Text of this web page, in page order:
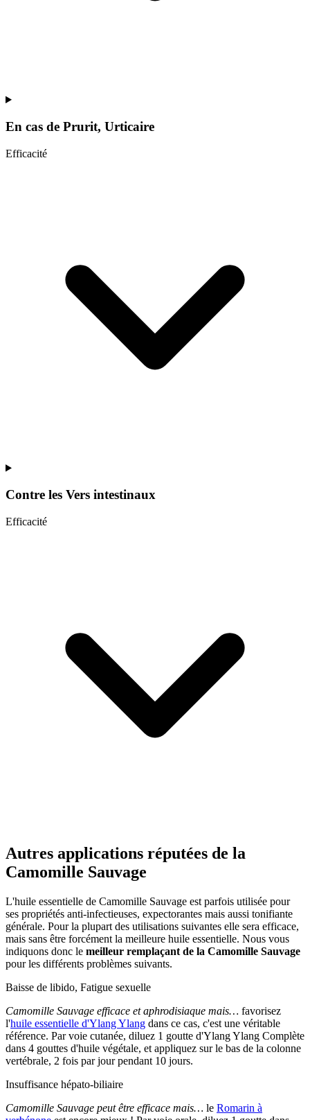
En cas de Prurit, Urticaire
Efficacité
Contre les Vers intestinaux
Efficacité
Autres applications réputées de la
Camomille Sauvage
L'huile essentielle de Camomille Sauvage est parfois utilisée pour
ses propriétés anti-infectieuses, expectorantes mais aussi tonifiante
générale. Pour la plupart des utilisations suivantes elle sera efficace,
mais sans être forcément la meilleure huile essentielle. Nous vous
indiquons donc le meilleur remplaçant de la Camomille Sauvage
pour les différents problèmes suivants.
Baisse de libido, Fatigue sexuelle
Camomille Sauvage efficace et aphrodisiaque mais… favorisez
l'huile essentielle d'Ylang Ylang dans ce cas, c'est une véritable
référence. Par voie cutanée, diluez 1 goutte d'Ylang Ylang Complète
dans 4 gouttes d'huile végétale, et appliquez sur le bas de la colonne
vertébrale, 2 fois par jour pendant 10 jours.
Insuffisance hépato-biliaire
Camomille Sauvage peut être efficace mais… le Romarin à